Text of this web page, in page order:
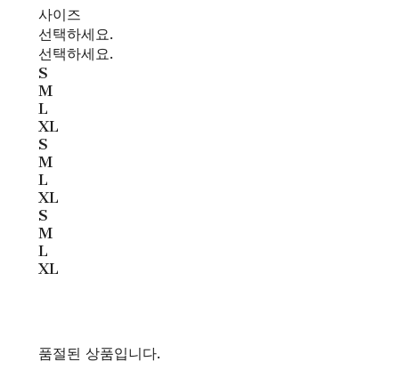
사이즈
선택하세요.
선택하세요.
S
M
L
XL
S
M
L
XL
S
M
L
XL
품절된 상품입니다.